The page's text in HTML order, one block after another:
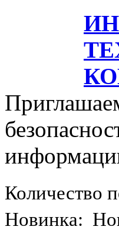
Количество
Новинка: